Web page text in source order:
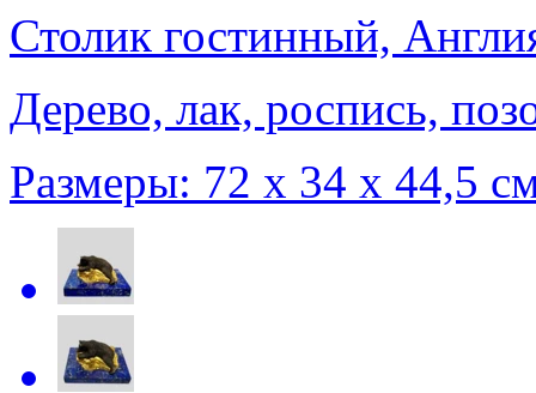
Столик гостинный,
Дерево, лак, роспись,
Размеры: 72 х 34 х 44,5